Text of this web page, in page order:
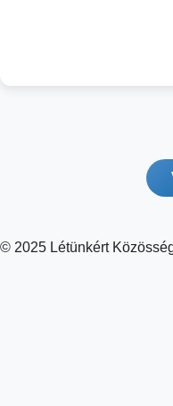
© 2025 Létünkért